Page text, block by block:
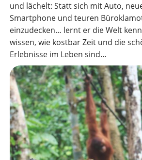
und lächelt: Statt sich mit Auto,
Smartphone und teuren
einzudecken… lernt er die Welt
wissen, wie kostbar Zeit und die
Erlebnisse im Leben sind…